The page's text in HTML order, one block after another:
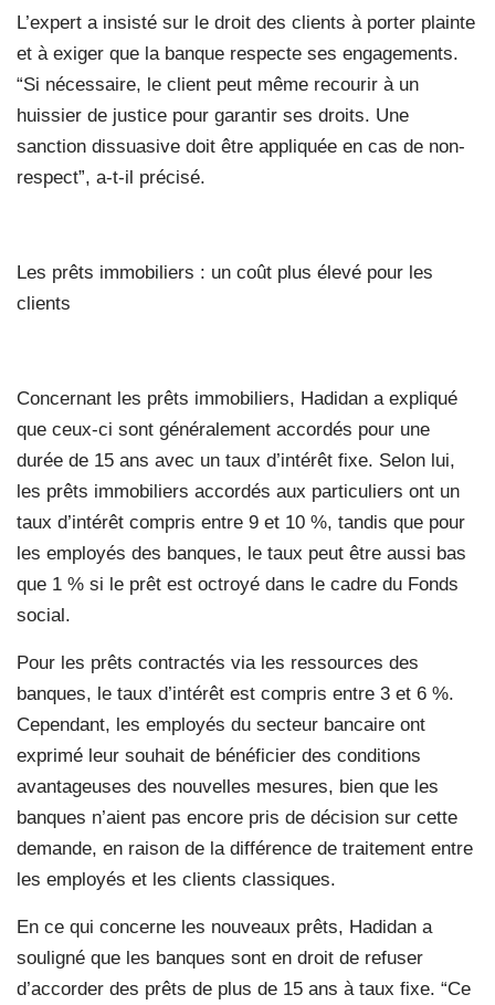
L’expert a insisté sur le droit des clients à porter plainte
et à exiger que la banque respecte ses engagements.
“Si nécessaire, le client peut même recourir à un
huissier de justice pour garantir ses droits. Une
sanction dissuasive doit être appliquée en cas de non-
respect”, a-t-il précisé.
Les prêts immobiliers : un coût plus élevé pour les
clients
Concernant les prêts immobiliers, Hadidan a expliqué
que ceux-ci sont généralement accordés pour une
durée de 15 ans avec un taux d’intérêt fixe. Selon lui,
les prêts immobiliers accordés aux particuliers ont un
taux d’intérêt compris entre 9 et 10 %, tandis que pour
les employés des banques, le taux peut être aussi bas
que 1 % si le prêt est octroyé dans le cadre du Fonds
social.
Pour les prêts contractés via les ressources des
banques, le taux d’intérêt est compris entre 3 et 6 %.
Cependant, les employés du secteur bancaire ont
exprimé leur souhait de bénéficier des conditions
avantageuses des nouvelles mesures, bien que les
banques n’aient pas encore pris de décision sur cette
demande, en raison de la différence de traitement entre
les employés et les clients classiques.
En ce qui concerne les nouveaux prêts, Hadidan a
souligné que les banques sont en droit de refuser
d’accorder des prêts de plus de 15 ans à taux fixe. “Ce